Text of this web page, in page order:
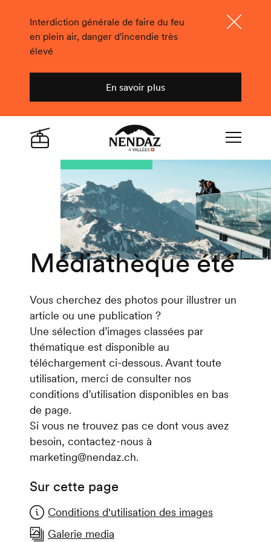
Interdiction générale de faire du feu
en plein air, danger d'incendie très
élevé
En savoir plus
Nendaz Navigation
Médiathèque été
Vous cherchez des photos pour illustrer un
article ou une publication ?
Une sélection d’images classées par
thématique est disponible au
téléchargement ci-dessous. Avant toute
utilisation, merci de consulter nos
conditions d’utilisation disponibles en bas
de page.
Si vous ne trouvez pas ce dont vous avez
besoin, contactez-nous à
marketing@nendaz.ch.
Sur cette page
Conditions d'utilisation des images
Galerie media